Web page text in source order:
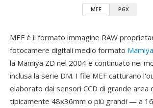
MEF PGX
MEF è il formato immagine RAW
fotocamere digitali medio formato Mamiya
la Mamiya ZD nel 2004 e continuato nei
inclusa la serie DM. I file MEF catturano
elaborato dai sensori CCD di grande
tipicamente 48x36mm o più grandi — a